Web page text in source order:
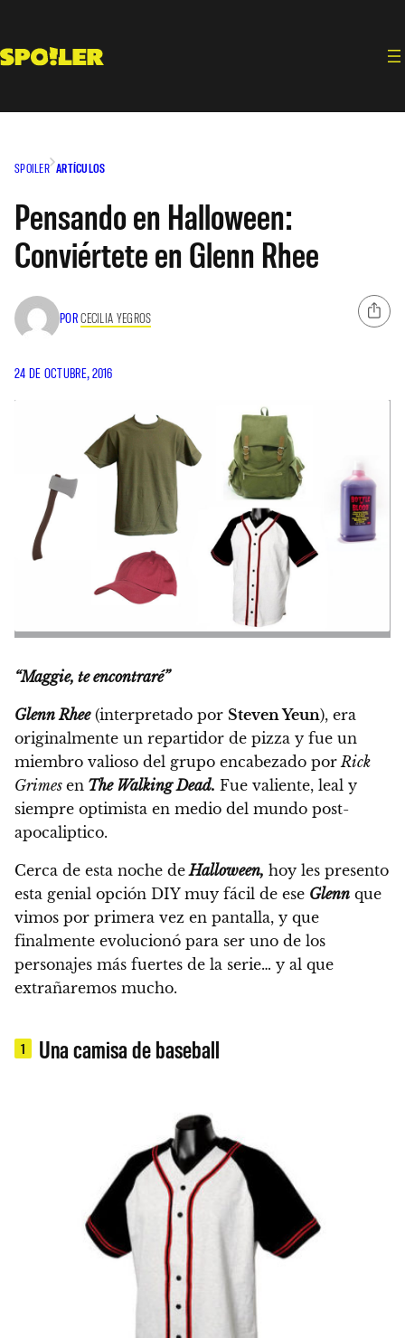
contenido
SPOILER ARTÍCULOS
Pensando en Halloween:
Conviértete en Glenn Rhee
PORCECILIA YEGROS
24 DE OCTUBRE, 2016
“Maggie, te encontraré”
Glenn Rhee(interpretado por Steven Yeun), era
originalmente un repartidor de pizza y fue un
miembro valioso del grupo encabezado por Rick
Grimes en The Walking Dead. Fue valiente, leal y
siempre optimista en medio del mundo post-
apocaliptico.
Cerca de esta noche deHalloween, hoy les presento
esta genial opción DIY muy fácil de ese Glenn que
vimos por primera vez en pantalla, y que
finalmente evolucionó para ser uno de los
personajes más fuertes de la serie… y al que
extrañaremos mucho.
1 Una camisa de baseball